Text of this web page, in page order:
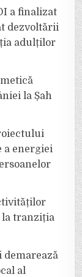
a finalizat
dezvoltării
adulților
la Șah
a energiei
la tranziția
demarează
al